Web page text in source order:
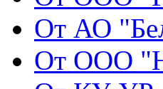
От АО
От ООО